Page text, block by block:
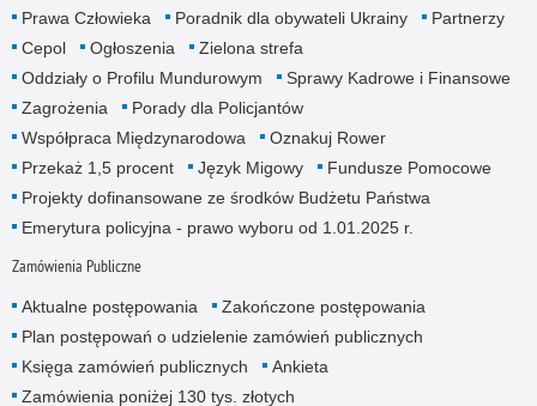
Prawa Człowieka
Poradnik dla obywateli Ukrainy
Partnerzy
Cepol
Ogłoszenia
Zielona strefa
Oddziały o Profilu Mundurowym
Sprawy Kadrowe i Finansowe
Zagrożenia
Porady dla Policjantów
Współpraca Międzynarodowa
Oznakuj Rower
Przekaż 1,5 procent
Język Migowy
Fundusze Pomocowe
Projekty dofinansowane ze środków Budżetu Państwa
Emerytura policyjna - prawo wyboru od 1.01.2025 r.
Zamówienia Publiczne
Aktualne postępowania
Zakończone postępowania
Plan postępowań o udzielenie zamówień publicznych
Księga zamówień publicznych
Ankieta
Zamówienia poniżej 130 tys. złotych